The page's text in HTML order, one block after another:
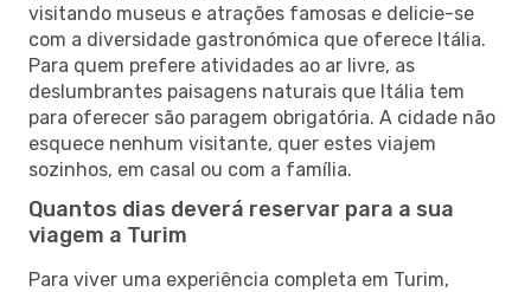
visitando museus e atrações famosas e delicie-se
com a diversidade gastronómica que oferece Itália.
Para quem prefere atividades ao ar livre, as
deslumbrantes paisagens naturais que Itália tem
para oferecer são paragem obrigatória. A cidade não
esquece nenhum visitante, quer estes viajem
sozinhos, em casal ou com a família.
Quantos dias deverá reservar para a sua
viagem a Turim
Para viver uma experiência completa em Turim,